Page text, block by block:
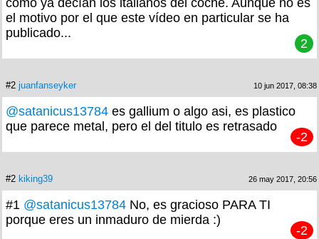
como ya decían los italianos del coche. Aunque no es
el motivo por el que este vídeo en particular se ha
publicado...
2
#2 juanfanseyker 10 jun 2017, 08:38
@satanicus13784 es gallium o algo asi, es plastico
que parece metal, pero el del titulo es retrasado
-2
#2 kiking39 26 may 2017, 20:56
#1 @satanicus13784 No, es gracioso PARA TI
porque eres un inmaduro de mierda :)
-2